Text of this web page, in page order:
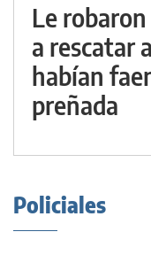
Le
a rescatar
habían
preñada
Policiales